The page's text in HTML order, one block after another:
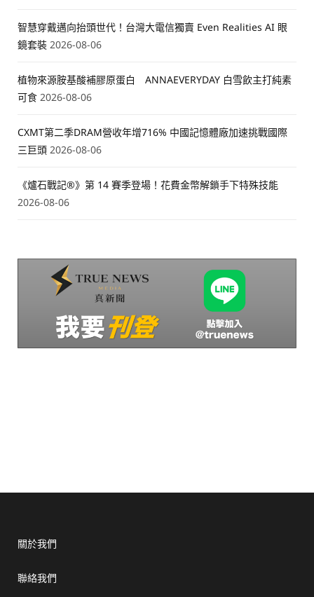
智慧穿戴邁向抬頭世代！台灣大電信獨賣 Even Realities AI 眼
鏡套裝 2026-08-06
植物來源胺基酸補膠原蛋白 ANNAEVERYDAY 白雪飲主打純素
可食 2026-08-06
CXMT第二季DRAM營收年增716% 中國記憶體廠加速挑戰國際
三巨頭 2026-08-06
《爐石戰記®》第 14 賽季登場！花費金幣解鎖手下特殊技能
2026-08-06
關於我們
聯絡我們